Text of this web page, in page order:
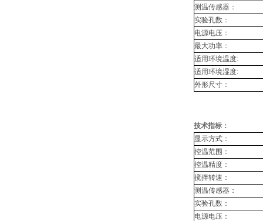
测温传感器：
实验孔数：
电源电压：
最大功率：
适用环境温度:
适用环境湿度:
外形尺寸：
技术指标：
显示方式：
控温范围：
控温精度：
搅拌转速：
测温传感器：
实验孔数：
电源电压：